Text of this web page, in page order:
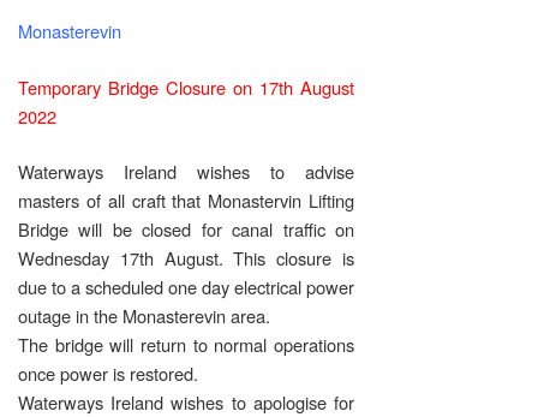
Monasterevin
Temporary Bridge Closure on 17th August
2022
Waterways Ireland wishes to advise
masters of all craft that Monastervin Lifting
Bridge will be closed for canal traffic on
Wednesday 17th August. This closure is
due to a scheduled one day electrical power
outage in the Monasterevin area.
The bridge will return to normal operations
once power is restored.
Waterways Ireland wishes to apologise for